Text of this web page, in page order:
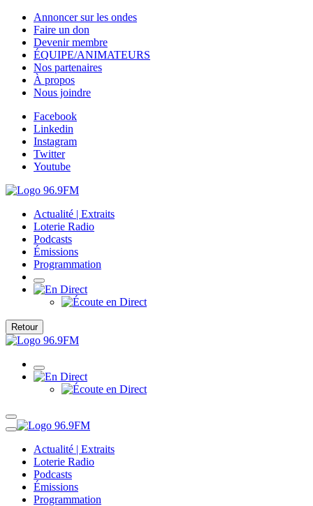
Annoncer sur les ondes
Faire un don
Devenir membre
ÉQUIPE/ANIMATEURS
Nos partenaires
À propos
Nous joindre
Facebook
Linkedin
Instagram
Twitter
Youtube
Actualité | Extraits
Loterie Radio
Podcasts
Émissions
Programmation
Retour
Actualité | Extraits
Loterie Radio
Podcasts
Émissions
Programmation